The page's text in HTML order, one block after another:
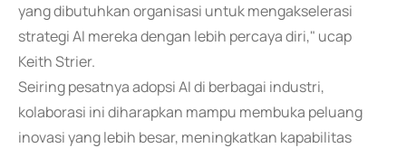
yang dibutuhkan organisasi untuk mengakselerasi
strategi AI mereka dengan lebih percaya diri," ucap
Keith Strier.
Seiring pesatnya adopsi AI di berbagai industri,
kolaborasi ini diharapkan mampu membuka peluang
inovasi yang lebih besar, meningkatkan kapabilitas